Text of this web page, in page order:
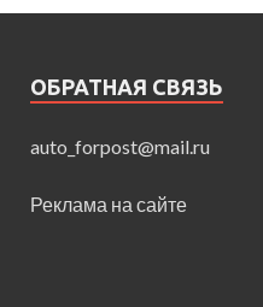
ОБРАТНАЯ СВЯЗЬ
auto_forpost@mail.ru
Реклама на сайте